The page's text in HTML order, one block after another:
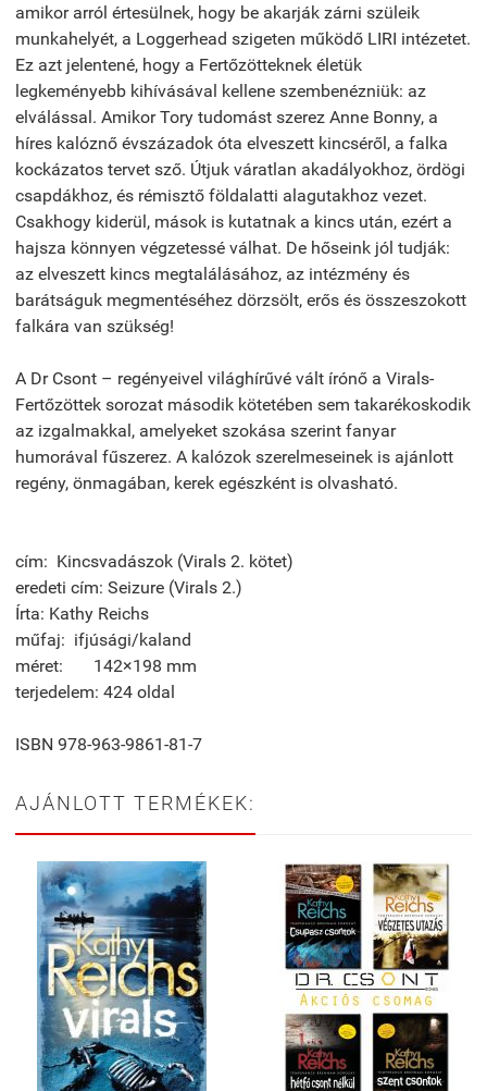
amikor arról értesülnek, hogy be akarják zárni szüleik
munkahelyét, a Loggerhead szigeten működő LIRI intézetet.
Ez azt jelentené, hogy a Fertőzötteknek életük
legkeményebb kihívásával kellene szembenézniük: az
elválással. Amikor Tory tudomást szerez Anne Bonny, a
híres kalóznő évszázadok óta elveszett kincséről, a falka
kockázatos tervet sző. Útjuk váratlan akadályokhoz, ördögi
csapdákhoz, és rémisztő földalatti alagutakhoz vezet.
Csakhogy kiderül, mások is kutatnak a kincs után, ezért a
hajsza könnyen végzetessé válhat. De hőseink jól tudják:
az elveszett kincs megtalálásához, az intézmény és
barátságuk megmentéséhez dörzsölt, erős és összeszokott
falkára van szükség!
A Dr Csont – regényeivel világhírűvé vált írónő a Virals-
Fertőzöttek sorozat második kötetében sem takarékoskodik
az izgalmakkal, amelyeket szokása szerint fanyar
humorával fűszerez. A kalózok szerelmeseinek is ajánlott
regény, önmagában, kerek egészként is olvasható.
cím: Kincsvadászok (Virals 2. kötet)
eredeti cím: Seizure (Virals 2.)
Írta: Kathy Reichs
műfaj: ifjúsági/kaland
méret: 142×198 mm
terjedelem: 424 oldal
ISBN 978-963-9861-81-7
AJÁNLOTT TERMÉKEK: